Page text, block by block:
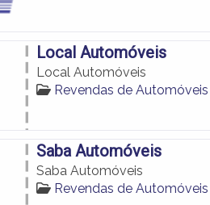
Local Automóveis
Local Automóveis
Revendas de
Saba Automóveis
Saba Automóveis
Revendas de